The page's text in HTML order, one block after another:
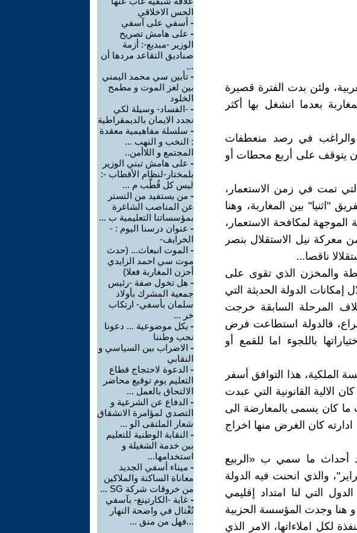
ولئن بدت الفترة قصيرة
بعدما انشغل بها أكثر
والراغب في رصد منعطفات
ان يتوقف على أربع محطات أو
تمت في زمن الاستعمار،
"اثنيا" بين المغاربة، وهنا
الموجهة لمكافحة الاستعمار،
معركة نيل الاستقلال بنصر
ناقصا...
والمخزن الذي تقوى على
الدولة الحديثة التي
المرحلة السابقة خرجت
فالدولة استطاعت فرض
باللجوء اما للقمع أو
الملكية، هذا التوافق أسفر
الحركة الوطنية لدستور 1996 الذي كان الالية القانونية التي عبدت
ما كان يسمى بالمعارضة الى
كان الغرض منها اخراج
أحداث ما سمي ب «الربيع
واحتجاجات ما اصطلح عليه ب"حركة 20 فبراير"، والذي انحنت فيه الدولة
التي لنا امتداد إقليمي
معها، وهو ما تجلى في اخراج دستور 2011، و هنا وجدت المؤسسة الحزبية
لكل املاءاتها، الامر الذي
الحس الاخلاقي
- أسفي على آسفي
- على هامش تصريح
الوزير -مبديع-: أزمة
صناديق التقاعد مردها أن
...
- تأبين سي محمد اليمني
بين لغز الموت و مطمح
الخلود
- -الفساد- وسيلة لكي
نجدد الايمان بالديمقراطية
- سلسلة مفاهيمية معقدة
: النخب و النهب ...
المجتمع و اللاأمن..
- على هامش تبني الوزير
بلمختار-لنظام الأقطاب -:
ليس كل قُطْب م ...
- من يستفيد من التستر
عن المناصب الشاغرة
بمؤسساتنا التعليمية ب ...
- عنوان درسنا اليوم : -
الخرايف-
- الموت انبعاث... (حدث
موت سي احمد الزايدي
أحزن المغاربة فعلا)
- هل تخول صفة -رئيس
جمعية المشرك بأولاد
سلمان بأسفي- ارتكاب
خر ...
- بكل موضوعية ... دعونا
نحب وطننا
- الاضراب بين السياسي و
النقابي
- الدعوة لاحتجاج قطاع
التعليم يوم توقيع محاضر
الالتحاق بالعمل ...
- الدفاع عن الشرعية و
التصدي لمؤامرة الانشقاق
شعار الملتقى الو ...
- النقابة الوطنية للتعليم
بين خدمة الشغيلة و
استخدامها...
- ميناء أسفي الجديد
معاناة الساكنة والملاكين
من خروقات شركة SG ...
- غابة -الكارتينغ- بآسفي
تُغْتال في واضحة النهار
...فهل من منق ...